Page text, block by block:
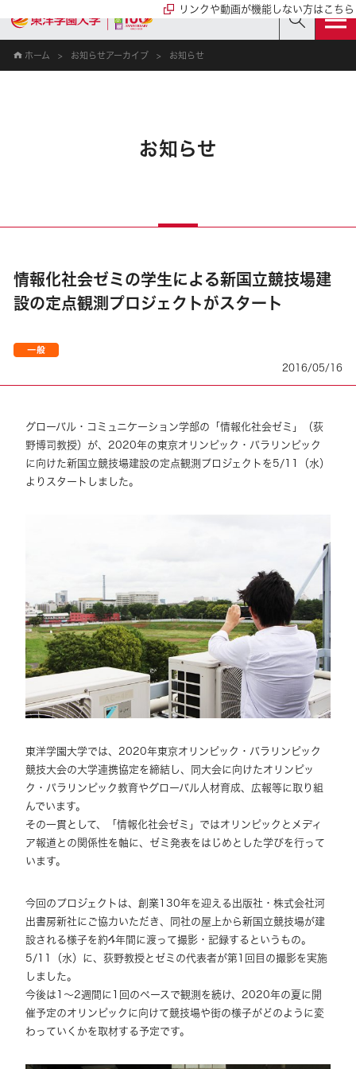
ホーム お知らせアーカイブ お知らせ
お知らせ
情報化社会ゼミの学生による新国立競技場建
設の定点観測プロジェクトがスタート
2016/05/16
リンクや動画が機能しない方はこちら
グローバル・コミュニケーション学部の「情報化社会ゼミ」（荻
野博司教授）が、2020年の東京オリンピック・パラリンピック
に向けた新国立競技場建設の定点観測プロジェクトを5/11（水）
よりスタートしました。
東洋学園大学では、2020年東京オリンピック・パラリンピック
競技大会の大学連携協定を締結し、同大会に向けたオリンピッ
ク・パラリンピック教育やグローバル人材育成、広報等に取り組
んでいます。
その一貫として、「情報化社会ゼミ」ではオリンピックとメディ
ア報道との関係性を軸に、ゼミ発表をはじめとした学びを行って
います。
今回のプロジェクトは、創業130年を迎える出版社・株式会社河
出書房新社にご協力いただき、同社の屋上から新国立競技場が建
設される様子を約4年間に渡って撮影・記録するというもの。
5/11（水）に、荻野教授とゼミの代表者が第1回目の撮影を実施
しました。
今後は1～2週間に1回のペースで観測を続け、2020年の夏に開
催予定のオリンピックに向けて競技場や街の様子がどのように変
わっていくかを取材する予定です。